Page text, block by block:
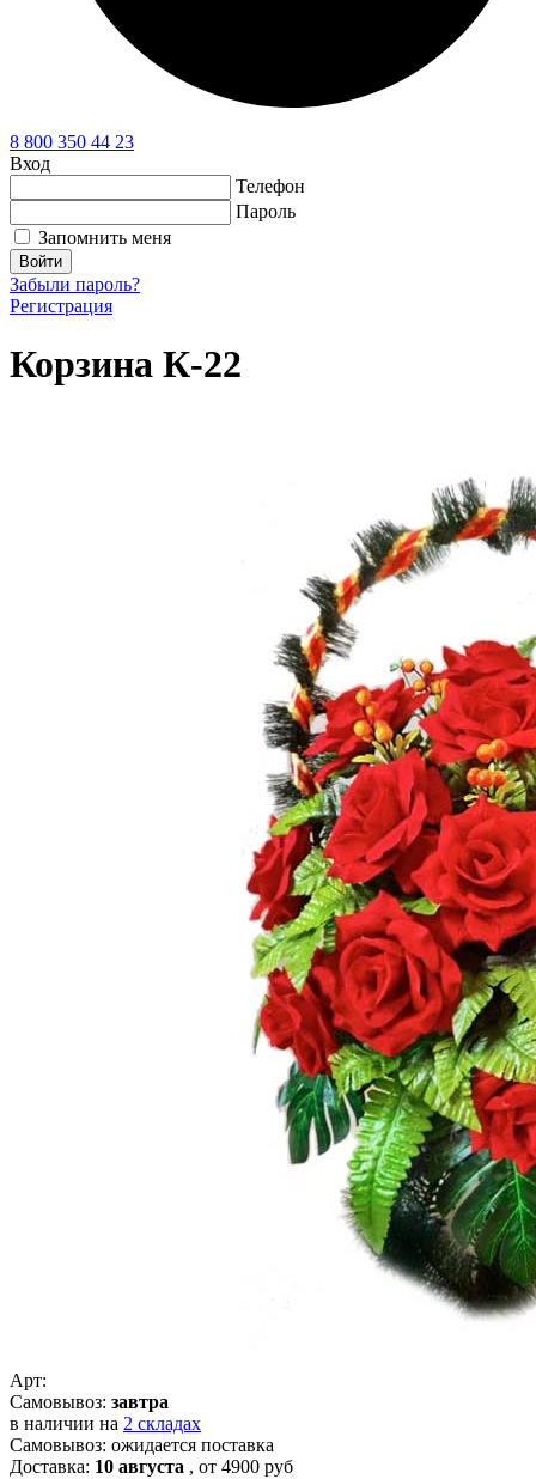
8 800 350 44 23
Вход
Телефон
Пароль
Запомнить меня
Войти
Забыли пароль?
Регистрация
Корзина К-22
Арт:
Самовывоз: завтра
в наличии на 2 складах
Самовывоз: ожидается поставка
Доставка: 10 августа , от 4900 руб